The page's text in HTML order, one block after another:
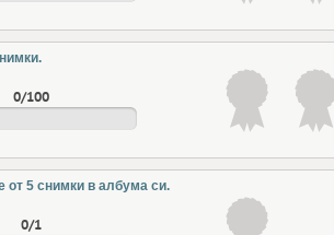
0/100
от 5 снимки в албума си.
0/1